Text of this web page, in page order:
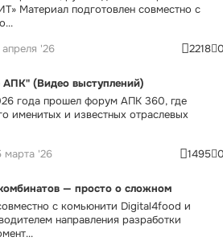
Материал подготовлен совместно с
'26 2218
(Видео выступлений)
года прошел форум АПК 360, где
именитых и известных отраслевых
марта '26 1495
— просто о сложном
с комьюнити Digital4food и
направления разработки